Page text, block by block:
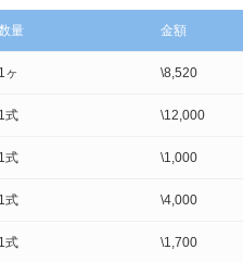
量 金額
1ヶ \8,520
1式 \12,000
1式 \1,000
1式 \4,000
1式 \1,700